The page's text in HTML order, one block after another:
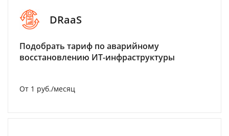
DRaaS
Подобрать тариф по аварийному
восстановлению ИТ-инфраструктуры
От 1 руб./месяц